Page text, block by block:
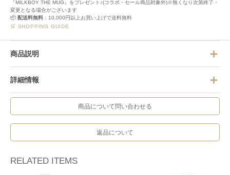
『MILKBOY THE MUG』をプレゼント♪(コラボ・セール商品対象外)※無くなり次第終了・
変更となる場合がございます
📦 配送料無料 ：10,000円以上お買い上げで送料無料
🛒 SHOPPING GUIDE
商品説明
詳細情報
商品について問い合わせる
返品について
RELATED ITEMS